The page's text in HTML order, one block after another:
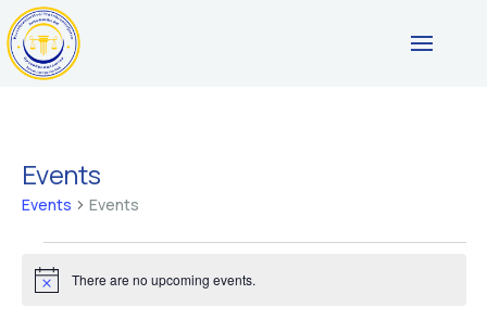
Events
Events Events
Events
for
Notice There are no upcoming events.